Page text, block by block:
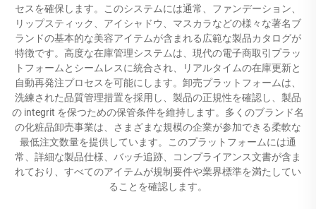
セスを確保します。このシステムには通常、ファンデーション、
リップスティック、アイシャドウ、マスカラなどの様々な著名ブ
ランドの基本的な美容アイテムが含まれる広範な製品カタログが
特徴です。高度な在庫管理システムは、現代の電子商取引プラッ
トフォームとシームレスに統合され、リアルタイムの在庫更新と
自動再発注プロセスを可能にします。卸売プラットフォームは、
洗練された品質管理措置を採用し、製品の正規性を確認し、製品
の integrit を保つための保管条件を維持します。多くのブランド名
の化粧品卸売事業は、さまざまな規模の企業が参加できる柔軟な
最低注文数量を提供しています。このプラットフォームには通
常、詳細な製品仕様、バッチ追跡、コンプライアンス文書が含ま
れており、すべてのアイテムが規制要件や業界標準を満たしてい
ることを確認します。